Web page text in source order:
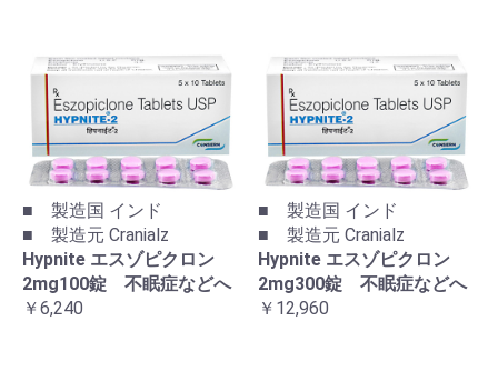
■ 製造国 インド
■ 製造元 Cranialz
Hypnite エスゾピクロン
2mg100錠 不眠症などへ
￥6,240
■ 製造国 インド
■ 製造元 Cranialz
Hypnite エスゾピクロン
2mg300錠 不眠症などへ
￥12,960